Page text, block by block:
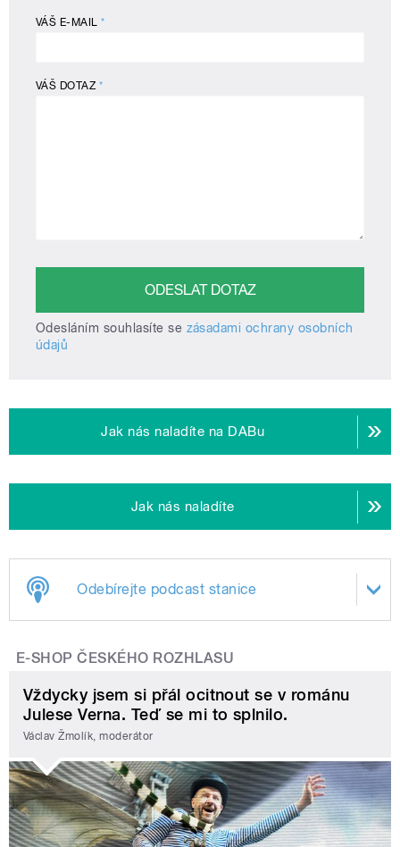
VÁŠ E-MAIL*
VÁŠ DOTAZ *
Odesláním souhlasíte se zásadami ochrany osobních
údajů
Jak nás naladíte na DABu
Jak nás naladíte
Odebírejte podcast stanice
E-SHOP ČESKÉHO ROZHLASU
Vždycky jsem si přál ocitnout se v románu
Julese Verna. Teď se mi to splnilo.
Václav Žmolík, moderátor